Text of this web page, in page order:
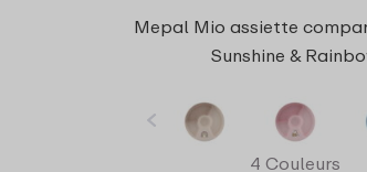
Mepal Mio assiette
Sunshine &
4 Couleurs